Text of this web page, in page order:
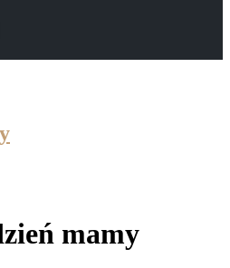
mamy